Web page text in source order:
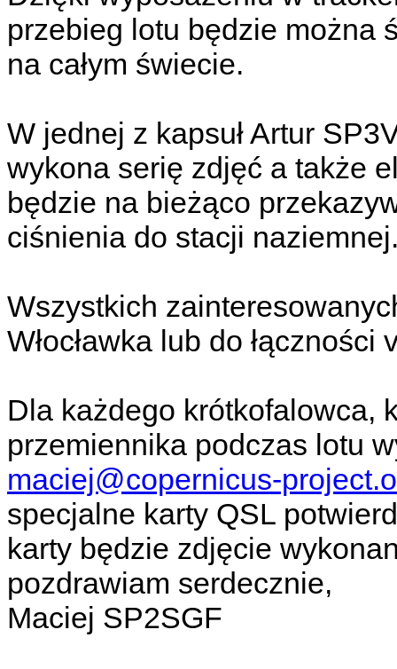
przebieg lotu będzie można
na całym świecie.
W jednej z kapsuł Artur
wykona serię zdjęć a także
będzie na bieżąco
ciśnienia do stacji
Wszystkich
Włocławka lub do łączności
Dla każdego krótkofalowca,
przemiennika podczas lotu
maciej@copernicus-
specjalne karty QSL
karty będzie zdjęcie
pozdrawiam serdecznie,
Maciej SP2SGF